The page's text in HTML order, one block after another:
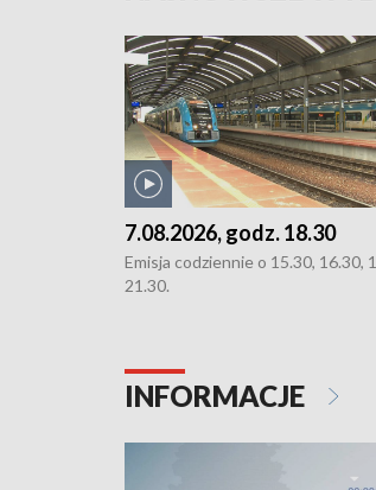
7.08.2026, godz. 18.30
Emisja codziennie o 15.30, 16.30,
21.30.
INFORMACJE